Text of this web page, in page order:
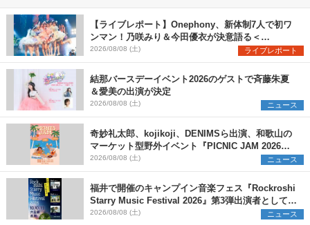
【ライブレポート】Onephony、新体制7人で初ワ
ンマン！乃咲みり＆今田優衣が決意語る＜
Onephony新体制1st Oneman Live はじまりの夏
＞
2026/08/08 (土) ライブレポート
結那バースデーイベント2026のゲストで斉藤朱夏
＆愛美の出演が決定
2026/08/08 (土) ニュース
奇妙礼太郎、kojikoji、DENIMSら出演、和歌山の
マーケット型野外イベント『PICNIC JAM 2026』
早割チケット発売開始
2026/08/08 (土) ニュース
福井で開催のキャンプイン音楽フェス『Rockroshi
Starry Music Festival 2026』第3弾出演者として
SCOOBIE DO、かりゆし58、Reiを発表
2026/08/08 (土) ニュース